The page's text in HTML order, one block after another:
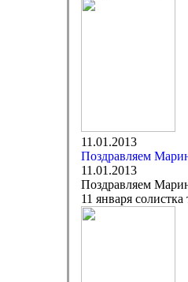
11.01.2013
Поздравляем
11.01.2013
Поздравляем
11 января